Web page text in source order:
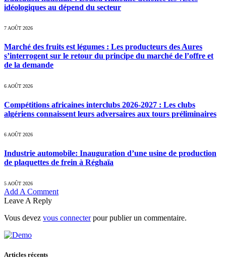
idéologiques au dépend du secteur
7 AOÛT 2026
Marché des fruits est légumes : Les producteurs des Aures
s’interrogent sur le retour du principe du marché de l’offre et
de la demande
6 AOÛT 2026
Compétitions africaines interclubs 2026-2027 : Les clubs
algériens connaissent leurs adversaires aux tours préliminaires
6 AOÛT 2026
Industrie automobile: Inauguration d’une usine de production
de plaquettes de frein à Réghaïa
5 AOÛT 2026
Add A Comment
Leave A Reply
Vous devez vous connecterpour publier un commentaire.
Articles récents